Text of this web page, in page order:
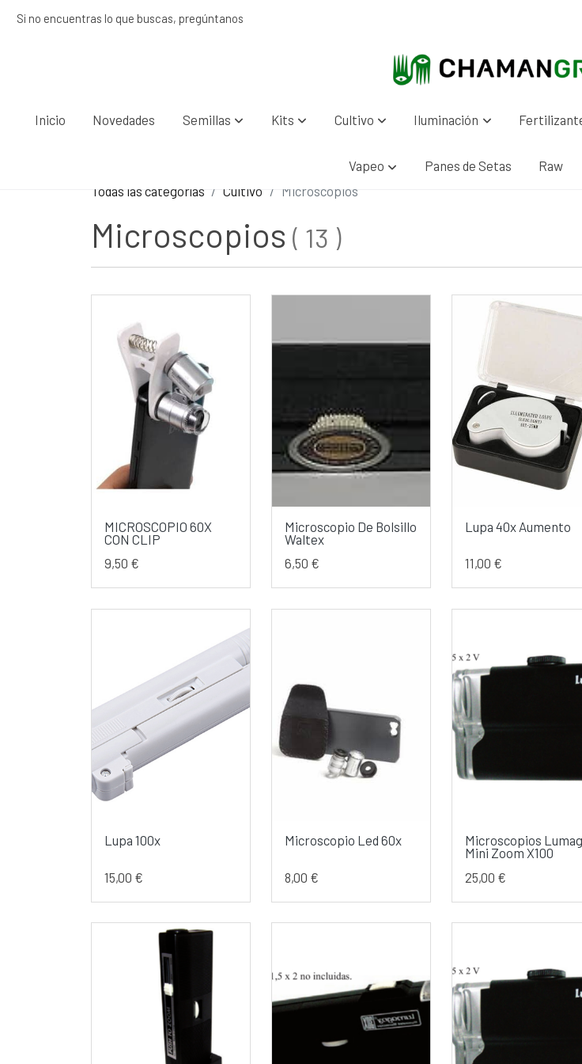
Si no encuentras lo que buscas, pregúntanos
Inicio Novedades Semillas Kits Cultivo Iluminación
Vapeo Panes de Setas Raw
Todas las categorías
Cultivo Microscopios
Microscopios ( 13 )
MICROSCOPIO 60X
CON CLIP
9,50 €
Microscopio De Bolsillo
Waltex
6,50 €
Lupa 40x Aumento
11,00 €
Lupa 100x
15,00 €
Microscopio Led 60x
8,00 €
Microscopios
Mini Zoom X100
25,00 €